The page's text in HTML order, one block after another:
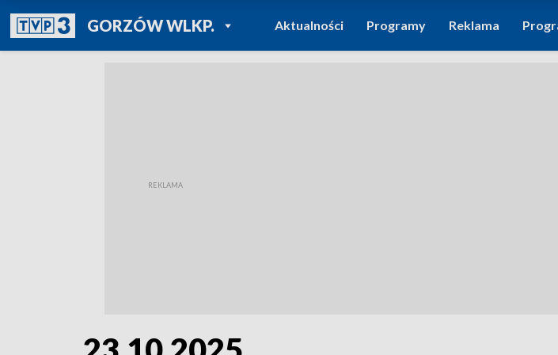
GORZÓW WLKP.POWRÓT DO
TVP REGIONY
Aktualności Programy Reklama